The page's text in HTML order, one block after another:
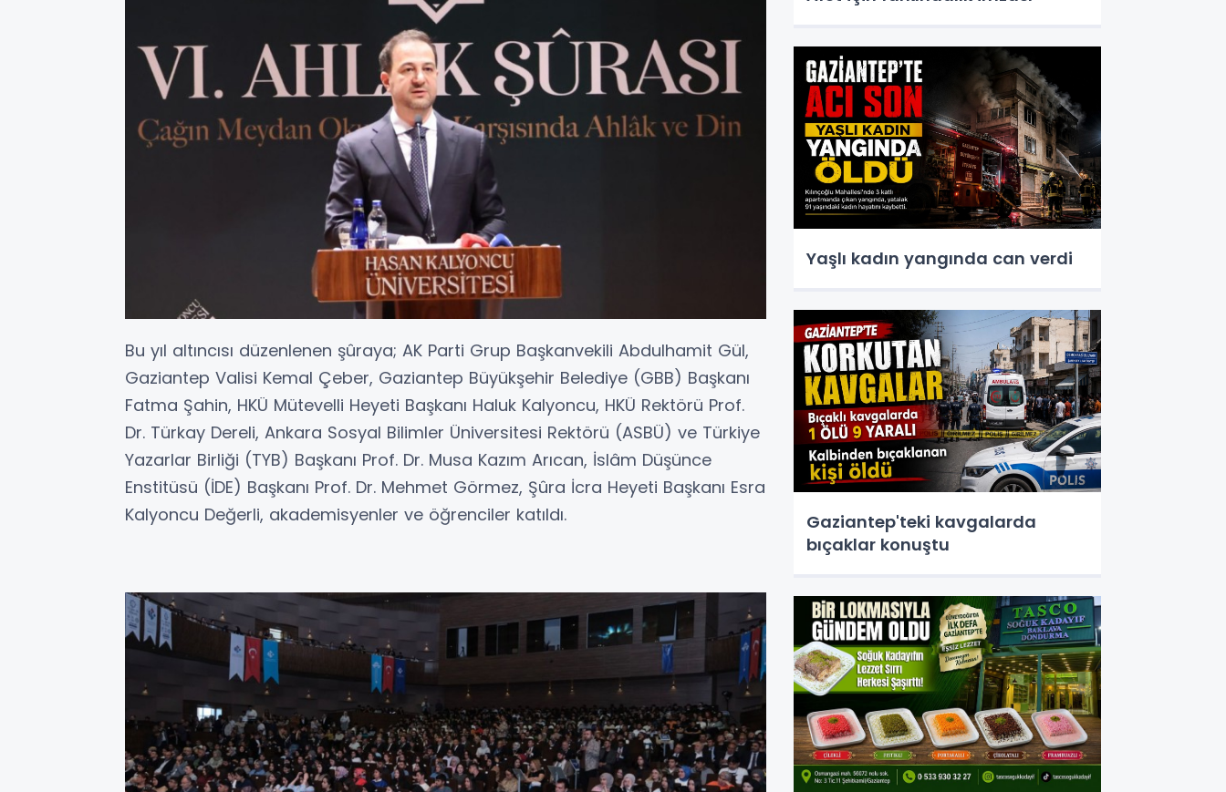
Bu yıl altıncısı düzenlenen şûraya; AK Parti Grup Başkanvekili Abdulhamit Gül,
Gaziantep Valisi Kemal Çeber, Gaziantep Büyükşehir Belediye (GBB) Başkanı
Fatma Şahin, HKÜ Mütevelli Heyeti Başkanı Haluk Kalyoncu, HKÜ Rektörü Prof.
Dr. Türkay Dereli, Ankara Sosyal Bilimler Üniversitesi Rektörü (ASBÜ) ve Türkiye
Yazarlar Birliği (TYB) Başkanı Prof. Dr. Musa Kazım Arıcan, İslâm Düşünce
Enstitüsü (İDE) Başkanı Prof. Dr. Mehmet Görmez, Şûra İcra Heyeti Başkanı Esra
Kalyoncu Değerli, akademisyenler ve öğrenciler katıldı.
Yaşlı kadın yangında can verdi
Gaziantep'teki kavgalarda
bıçaklar konuştu